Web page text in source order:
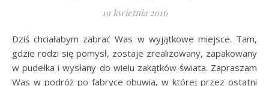
19 kwietnia 2016
Dziś chciałabym zabrać Was w wyjątkowe miejsce. Tam,
gdzie rodzi się pomysł, zostaje zrealizowany, zapakowany
w pudełka i wysłany do wielu zakątków świata. Zapraszam
Was w podróż po fabryce obuwia, w której przez ostatni